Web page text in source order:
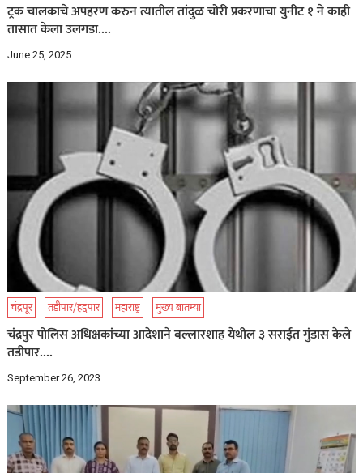
ट्रक चालकाचे अपहरण करुन त्यातील तांदुळ चोरी प्रकरणाचा युनीट १ ने काही
तासात केला उलगडा….
June 25, 2025
चंद्रपूर तडीपार/हद्दपार महाराष्ट्र मुख्य बातम्या
चंद्रपुर पोलिस अधिक्षकांच्या आदेशाने बल्लारशाह येथील ३ सराईत गुंडास केले
तडीपार….
September 26, 2023